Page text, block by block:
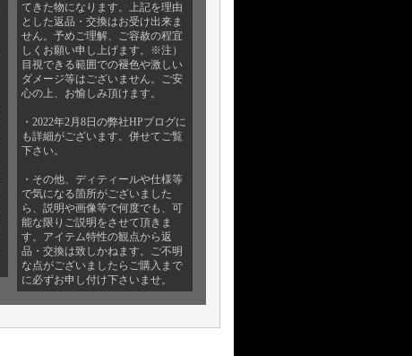
てきた物になります。上記を理由
とした返品・交換はお受け出来ま
せん。予めご理解、ご容赦の程宜
しくお願い申し上げます。※注）
目視できる範囲での褪色や激しい
ダメージ等はございません。ご安
心の上、お愉しみ頂けます。
・2022年2月8日の弊社HPブログに
も詳細がございます。併せてご覧
下さい。
・その他、ディティールや仕様等
で気になる箇所がございました
ら、説明や画像等で何度でも、可
能な限りご説明をさせて頂きま
す。アイテム特性の観点から返
品・交換は致しかねます。ご不明
な点がございましたらご購入まで
に必ずお申し付け下さいませ。